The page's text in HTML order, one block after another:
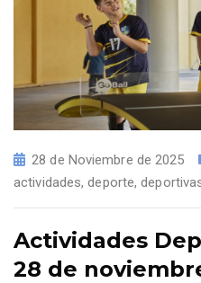
28 de Noviembre de 2025
actividades,deporte,
Actividades
28 de